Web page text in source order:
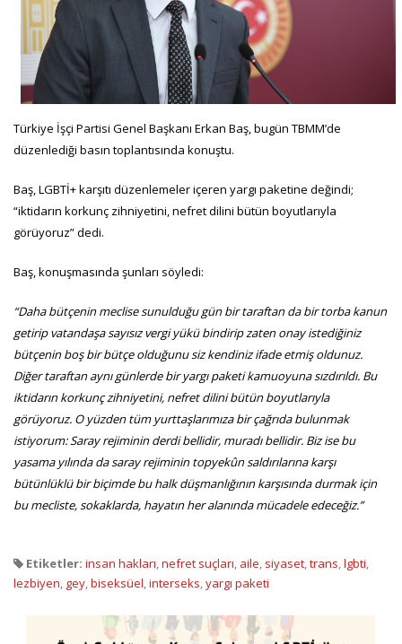
Türkiye İşçi Partisi Genel Başkanı Erkan Baş, bugün TBMM’de
düzenlediği basın toplantısında konuştu.
Baş, LGBTİ+ karşıtı düzenlemeler içeren yargı paketine değindi;
“iktidarın korkunç zihniyetini, nefret dilini bütün boyutlarıyla
görüyoruz” dedi.
Baş, konuşmasında şunları söyledi:
“Daha bütçenin meclise sunulduğu gün bir taraftan da bir torba kanun
getirip vatandaşa sayısız vergi yükü bindirip zaten onay istediğiniz
bütçenin boş bir bütçe olduğunu siz kendiniz ifade etmiş oldunuz.
Diğer taraftan aynı günlerde bir yargı paketi kamuoyuna sızdırıldı. Bu
iktidarın korkunç zihniyetini, nefret dilini bütün boyutlarıyla
görüyoruz. O yüzden tüm yurttaşlarımıza bir çağrıda bulunmak
istiyorum: Saray rejiminin derdi bellidir, muradı bellidir. Biz ise bu
yasama yılında da saray rejiminin topyekûn saldırılarına karşı
bütünlüklü bir biçimde bu halk düşmanlığının karşısında durmak için
bu mecliste, sokaklarda, hayatın her alanında mücadele edeceğiz.”
Etiketler: insan hakları,nefret suçları, aile, siyaset,trans,lgbti,
lezbiyen, gey,biseksüel,interseks,yargı paketi